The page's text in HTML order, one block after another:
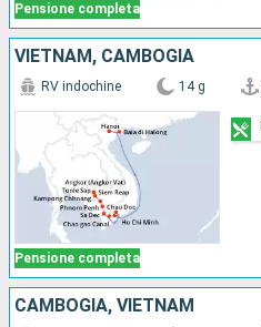
Pensione completa
VIETNAM, CAMBOGIA
Pensione completa
RV indochine 14 g
CAMBOGIA, VIETNAM